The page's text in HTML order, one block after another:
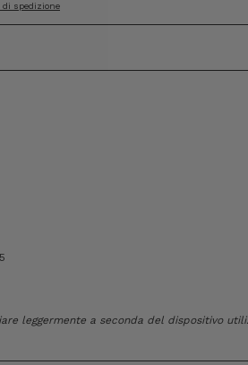
spedizione
leggermente a seconda del dispositivo